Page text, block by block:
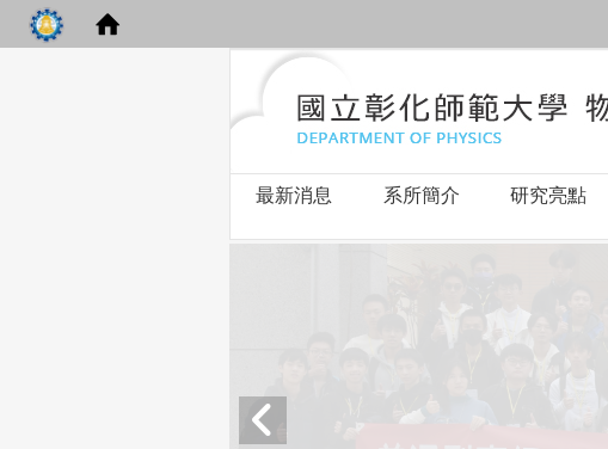
最新消息 系所簡介 研究亮點